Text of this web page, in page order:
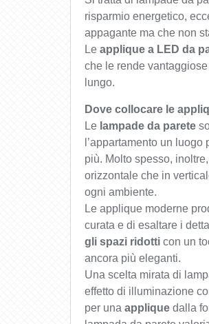
risparmio energetico,
appagante ma che non
Le applique a LED da
che le rende
lungo.
Dove collocare le
Le lampade da parete
l’appartamento un
più. Molto spesso,
orizzontale che in
ogni ambiente.
Le applique moderne
curata e di esaltare i
gli spazi ridotti con un
ancora più eleganti.
Una scelta mirata di
effetto di illuminazione
per una applique dalla